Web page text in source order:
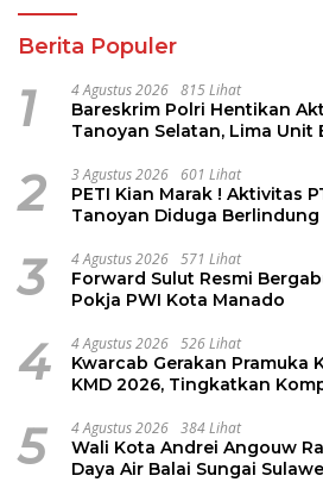
Berita Populer
1 4 Agustus 2026 815 Lihat
Bareskrim Polri Hentikan
Tanoyan Selatan, Lima Unit
2 3 Agustus 2026 601 Lihat
PETI Kian Marak ! Aktivitas
Tanoyan Diduga Berlindung
3 4 Agustus 2026 571 Lihat
Forward Sulut Resmi
Pokja PWI Kota Manado
4 4 Agustus 2026 526 Lihat
Kwarcab Gerakan Pramuka
KMD 2026, Tingkatkan
5 4 Agustus 2026 384 Lihat
Wali Kota Andrei Angouw
Daya Air Balai Sungai